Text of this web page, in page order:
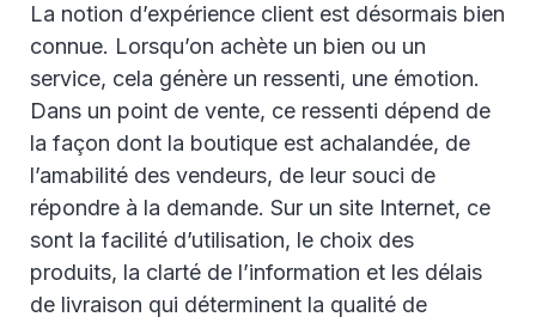
La notion d’expérience client est désormais bien
connue. Lorsqu’on achète un bien ou un
service, cela génère un ressenti, une émotion.
Dans un point de vente, ce ressenti dépend de
la façon dont la boutique est achalandée, de
l’amabilité des vendeurs, de leur souci de
répondre à la demande. Sur un site Internet, ce
sont la facilité d’utilisation, le choix des
produits, la clarté de l’information et les délais
de livraison qui déterminent la qualité de